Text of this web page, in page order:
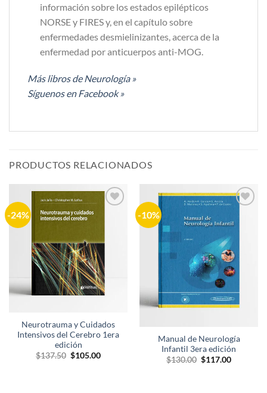
información sobre los estados epilépticos
NORSE y FIRES y, en el capítulo sobre
enfermedades desmielinizantes, acerca de la
enfermedad por anticuerpos anti-MOG.
Más libros de Neurología »
Síguenos en Facebook »
PRODUCTOS RELACIONADOS
-24%
Neurotrauma y Cuidados
Intensivos del Cerebro 1era
edición
$137.50 El
$105.00El
-10%
Manual de Neurología
Infantil 3era edición
$130.00 El
$117.00El